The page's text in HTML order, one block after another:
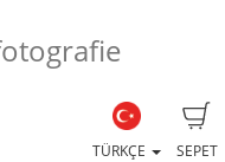
SEPET
TÜRKÇE